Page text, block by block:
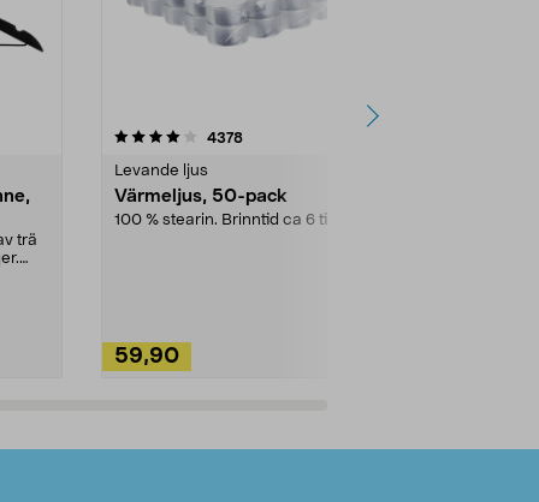
trä
4378recensioner
Levande ljus
Värmeljus, 50-pack
100 % stearin. Brinntid ca 6 tim.
59,90
4.5av 5 stjärnor